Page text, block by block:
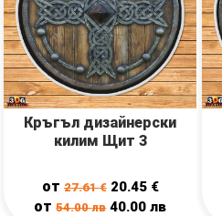
Кръгъл дизайнерски
килим Щит 3
от27.61€ 20.45 €
от54.00лв 40.00лв